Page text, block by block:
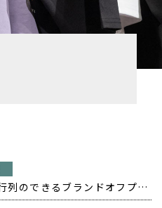
【最大90％OFF‼️神奈川県で行列のできるブランドオフプライス POPUP開催❗️】